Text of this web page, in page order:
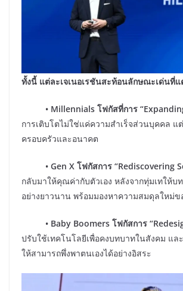
ทั้งนี้ แต่ละเจเนอเรชันสะท้อนลักษณะเด่นที่
• Millennials โฟกัสที่การ
การเติบโตไม่ใช่แค่ความสำเร็จส่วนบุคคล แ
ครอบครัวและอนาคต
• Gen X โฟกัสการ “Rediscovering
กลับมาให้คุณค่ากับตัวเอง หลังจากทุ่มเทให้บ
อย่างยาวนาน พร้อมมองหาความสมดุลใหม่ข
• Baby Boomers โฟกัสการ
ปรับใช้เทคโนโลยีเพื่อคงบทบาทในสังคม แล
ให้สามารถพึ่งพาตนเองได้อย่างอิสระ